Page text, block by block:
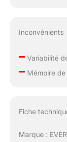
Inconvénients
–Variabilité
–Mémoire de
Fiche
Marque :